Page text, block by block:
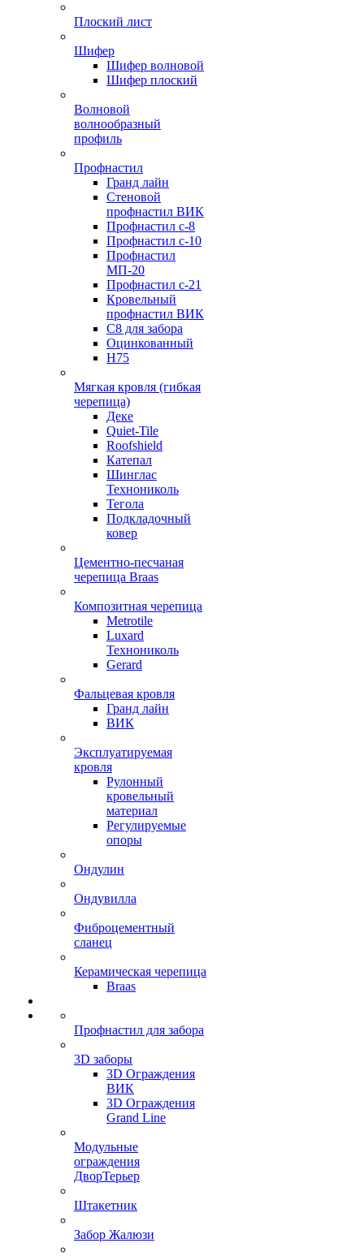
Плоский лист
Шифер
Шифер волновой
Шифер плоский
Волновой
волнообразный
профиль
Профнастил
Гранд лайн
Стеновой
профнастил ВИК
Профнастил с-8
Профнастил с-10
Профнастил
МП-20
Профнастил с-21
Кровельный
профнастил ВИК
С8 для забора
Оцинкованный
Н75
Мягкая кровля (гибкая
черепица)
Деке
Quiet-Tile
Roofshield
Катепал
Шинглас
Технониколь
Тегола
Подкладочный
ковер
Цементно-песчаная
черепица Braas
Композитная черепица
Metrotile
Luxard
Технониколь
Gerard
Фальцевая кровля
Гранд лайн
ВИК
Эксплуатируемая
кровля
Рулонный
кровельный
материал
Регулируемые
опоры
Ондулин
Ондувилла
Фиброцементный
сланец
Керамическая черепица
Braas
Профнастил для забора
3D заборы
3D Ограждения
ВИК
3D Ограждения
Grand Line
Модульные
ограждения
ДворТерьер
Штакетник
Забор Жалюзи